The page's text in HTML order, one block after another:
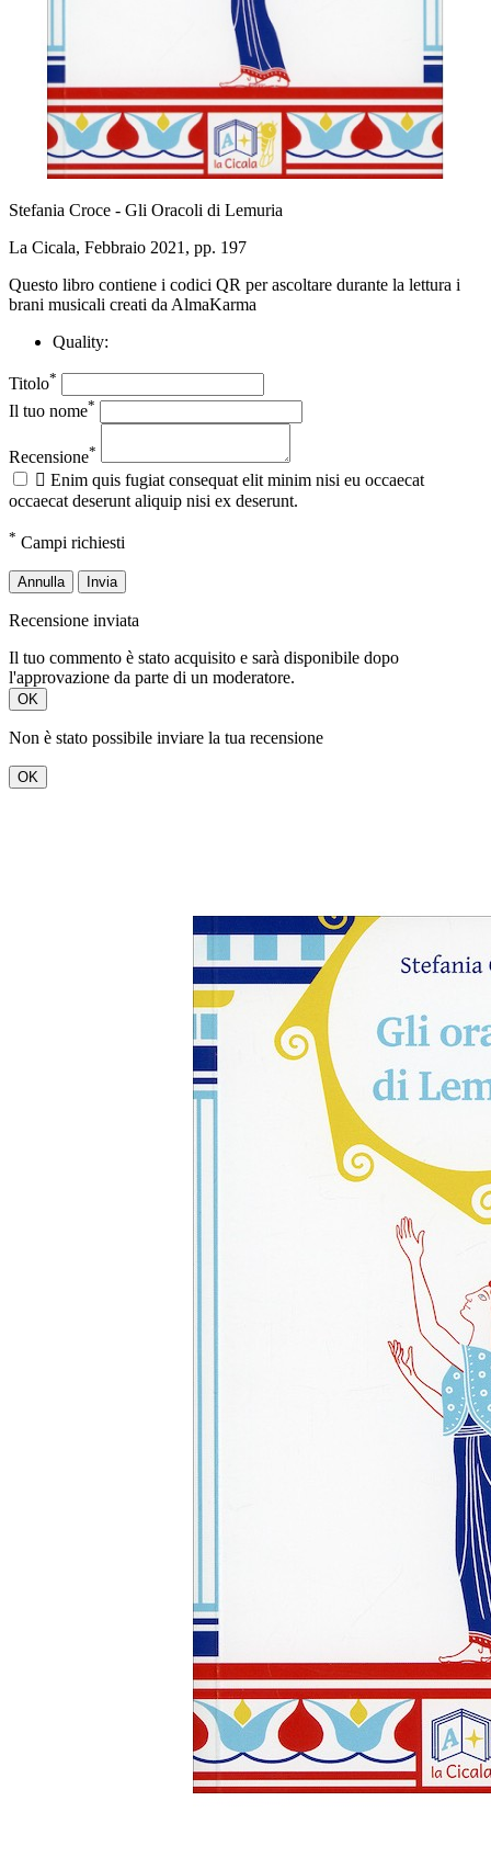
Stefania Croce - Gli Oracoli di Lemuria
La Cicala, Febbraio 2021, pp. 197
Questo libro contiene i codici QR per ascoltare durante la lettura i
brani musicali creati da AlmaKarma
Quality:
Titolo*
Il tuo nome*
Recensione*
 Enim quis fugiat consequat elit minim nisi eu occaecat
occaecat deserunt aliquip nisi ex deserunt.
* Campi richiesti
Annulla Invia
Recensione inviata
Il tuo commento è stato acquisito e sarà disponibile dopo
l'approvazione da parte di un moderatore.
OK
Non è stato possibile inviare la tua recensione
OK